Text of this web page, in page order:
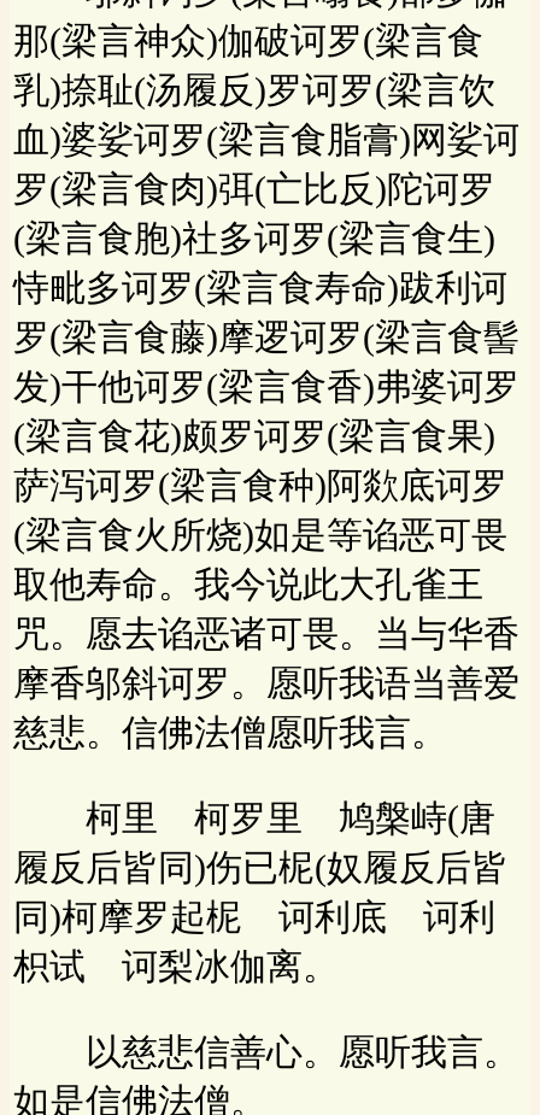
那(梁言神众)伽破诃罗(梁言食
乳)捺耻(汤履反)罗诃罗(梁言饮
血)婆娑诃罗(梁言食脂膏)网娑诃
罗(梁言食肉)弭(亡比反)陀诃罗
(梁言食胞)社多诃罗(梁言食生)
恃毗多诃罗(梁言食寿命)跋利诃
罗(梁言食藤)摩逻诃罗(梁言食髻
发)干他诃罗(梁言食香)弗婆诃罗
(梁言食花)颇罗诃罗(梁言食果)
萨泻诃罗(梁言食种)阿欻底诃罗
(梁言食火所烧)如是等谄恶可畏
取他寿命。我今说此大孔雀王
咒。愿去谄恶诸可畏。当与华香
摩香邬斜诃罗。愿听我语当善爱
慈悲。信佛法僧愿听我言。
柯里 柯罗里 鸠槃峙(唐
履反后皆同)伤已柅(奴履反后皆
同)柯摩罗起柅 诃利底 诃利
枳试 诃梨冰伽离。
以慈悲信善心。愿听我言。
如是信佛法僧。